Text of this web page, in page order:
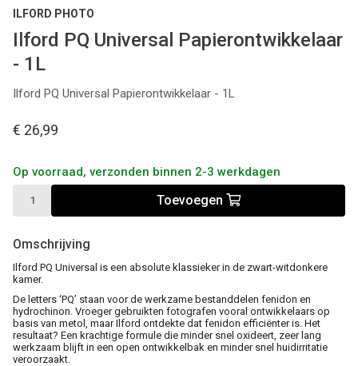
ILFORD PHOTO
Ilford PQ Universal Papierontwikkelaar
- 1L
Ilford PQ Universal Papierontwikkelaar - 1L
€ 26,99
Op voorraad, verzonden binnen 2-3 werkdagen
Toevoegen
Omschrijving
Ilford PQ Universal is een absolute klassieker in de zwart-witdonkere
kamer.
De letters ‘PQ’ staan voor de werkzame bestanddelen fenidon en
hydrochinon. Vroeger gebruikten fotografen vooral ontwikkelaars op
basis van metol, maar Ilford ontdekte dat fenidon efficiënter is. Het
resultaat? Een krachtige formule die minder snel oxideert, zeer lang
werkzaam blijft in een open ontwikkelbak en minder snel huidirritatie
veroorzaakt.